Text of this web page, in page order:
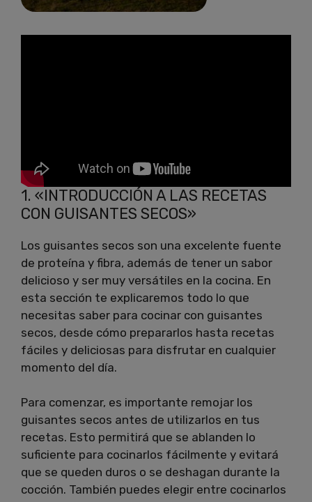
1. «INTRODUCCIÓN A LAS RECETAS
CON GUISANTES SECOS»
Los guisantes secos son una excelente fuente
de proteína y fibra, además de tener un sabor
delicioso y ser muy versátiles en la cocina. En
esta sección te explicaremos todo lo que
necesitas saber para cocinar con guisantes
secos, desde cómo prepararlos hasta recetas
fáciles y deliciosas para disfrutar en cualquier
momento del día.
Para comenzar, es importante remojar los
guisantes secos antes de utilizarlos en tus
recetas. Esto permitirá que se ablanden lo
suficiente para cocinarlos fácilmente y evitará
que se queden duros o se deshagan durante la
cocción. También puedes elegir entre cocinarlos